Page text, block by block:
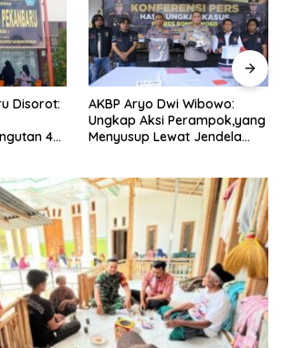
Disorot:
4
AKBP Aryo Dwi Wibowo:
Ungkap Aksi Perampok,yang
Menyusup Lewat Jendela